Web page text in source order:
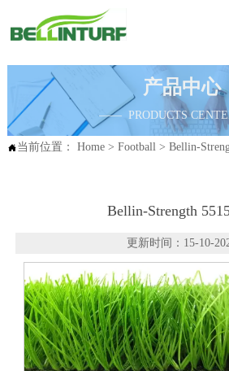
产品中心
—— PRODUCTS
当前位置： Home> Football> Bellin-
Bellin-Strength
更新时间：15-10-